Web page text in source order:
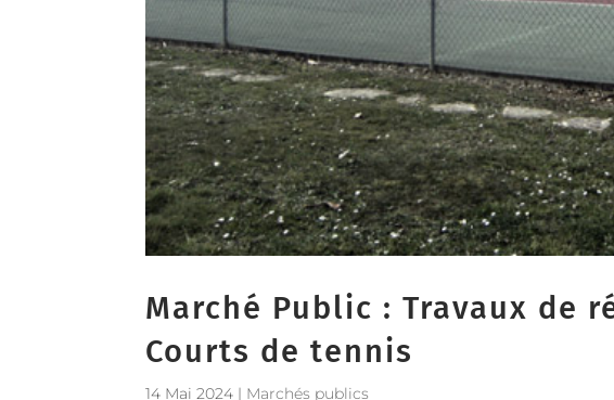
Marché Public : Travaux de
Courts de tennis
14 Mai 2024 | Marchés publics